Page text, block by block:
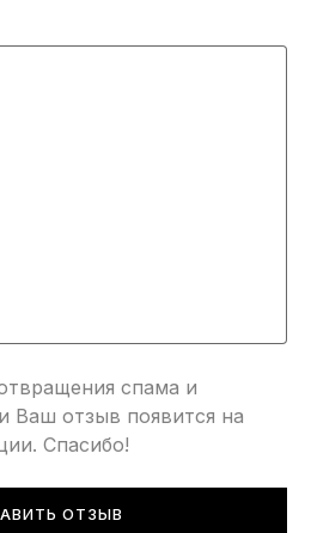
спама и
Ваш отзыв появится на
Спасибо!
ОТЗЫВ